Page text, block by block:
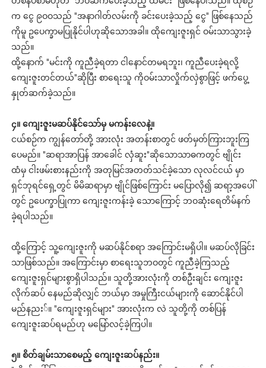
က ငွေ ၉ဝဝသည် "အနာဂါတ်လမ်းကို ခင်းပေးခဲ့သည့် ငွေ" ဖြစ်နေသည်
ကိုမူ ဥပေက္ခာမပြုနိုင်ပါဟုဆိုသောအခါ။ ထိုကျေးဇူးရှင် ဝမ်းသာသွားခဲ့
သည်။
ထို့နောက် "မင်းကို ကူညီခဲ့ရတာ ငါနောင်တမရဘူး၊ ကူညီပေးခဲ့ရလို့
ကျေးဇူးတင်တယ်"ဆိုပြီး စာရေးသူ ကိုဝမ်းသာလှိုက်လှဲစွာဖြင့် ဖက်ပွေ့
နှုတ်ဆက်ခဲ့သည်။
၄။ ကျေးဇူးမဆပ်နိုင်သော်မှ မကန်းလေနဲ့။
ငယ်စဉ်က ကျွန်တော်တို့ အားလုံး အတန်းစာတွင် ဖတ်မှတ်ကြားဘူးကြ
ပေမည်။ "ဆရာအာပြန် အာခေါင် လှံဆူး"ဆိုသောသာဓကတွင် ဗျိုင်း
ထံမှ ငါးဖမ်းစားနည်းကို အတုမြင်အတတ်သင်ခဲ့သော လုလင်ငယ် မှာ
ရှင်ဘုရင်ရှေ့တွင် မိမိဆရာမှာ ဗျိုင်ဖြစ်ကြောင်း မပြောလို၍ ဆရာ့အပေါ်
တွင် ဥပေက္ခာပြုကာ ကျေးဇူးကန်းခဲ့ သောကြောင့် ဘဝဆုံးရေတိမ်နက်
ခဲ့ရပါသည်။
ထို့ကြောင့် သူ့ကျေးဇူးကို မဆပ်နိုင်စရာ အကြောင်းမရှိပါ။ မဆပ်လိုခြင်း
သာဖြစ်သည်။ အကြောင်းမှာ စာရေးသူဘဝတွင် ကူညီခဲ့ကြသည့်
ကျေးဇူးရှင်များစွာရှိပါသည်။ သူတို့အားလုံးကို တစ်ဦးချင်း ကျေးဇူး
လိုက်ဆပ် နေမည်ဆိုလျှင် ဘယ်မှာ အမှုကြီးငယ်များကို ဆောင်နိုင်ပါ
မည်နညး်။ "ကျေးဇူးရှင်များ" အားလုံးက လဲ သူတို့ကို တစ်ပြန်
ကျေးဇူးဆပ်ရမည်ဟု မမြော်လင့်ခဲ့ကြပါ။
၅။ စိတ်ချမ်းသာစေမည့် ကျေးဇူးဆပ်နည်း။